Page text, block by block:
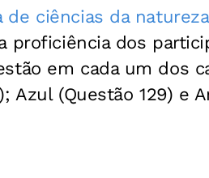
de ciências da natureza
proficiência dos
em cada um dos
Azul (Questão 129) e